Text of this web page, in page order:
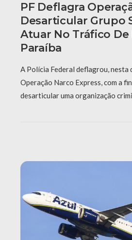
PF Deflagra
Desarticular Grupo
Atuar No Tráfico De
Paraíba
A Polícia Federal deflagrou, nesta
Operação Narco Express, com a
desarticular uma organização